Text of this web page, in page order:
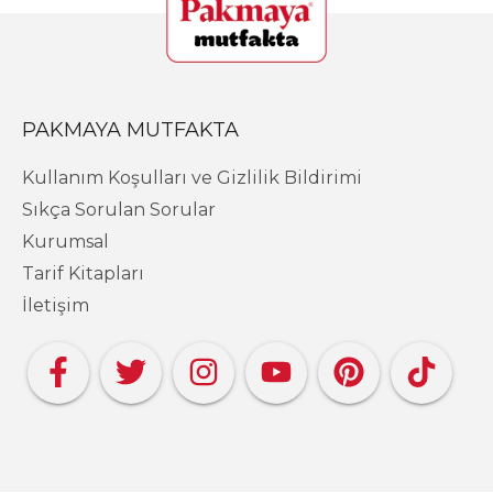
PAKMAYA MUTFAKTA
Kullanım Koşulları ve Gizlilik Bildirimi
Sıkça Sorulan Sorular
Kurumsal
Tarif Kitapları
İletişim